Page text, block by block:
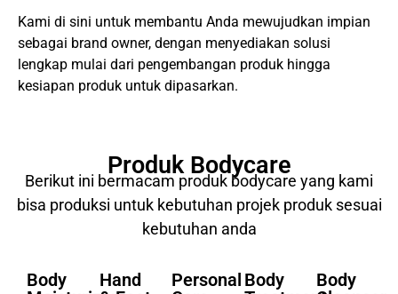
tren pasar dan kebutuhan konsumen.
Kami di sini untuk membantu Anda mewujudkan impian
sebagai brand owner, dengan menyediakan solusi
lengkap mulai dari pengembangan produk hingga
Produk Bodycare
Berikut ini bermacam produk bodycare yang kami
bisa produksi untuk kebutuhan projek produk sesuai